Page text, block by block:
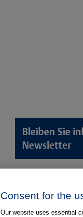
Bleiben Sie
Newsletter
Anamnese von
Aufnahme von
Consent for the
Our website uses essential